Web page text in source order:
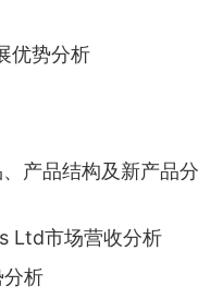
优势分析
产品结构及新产品分
Ltd市场营收分析
析